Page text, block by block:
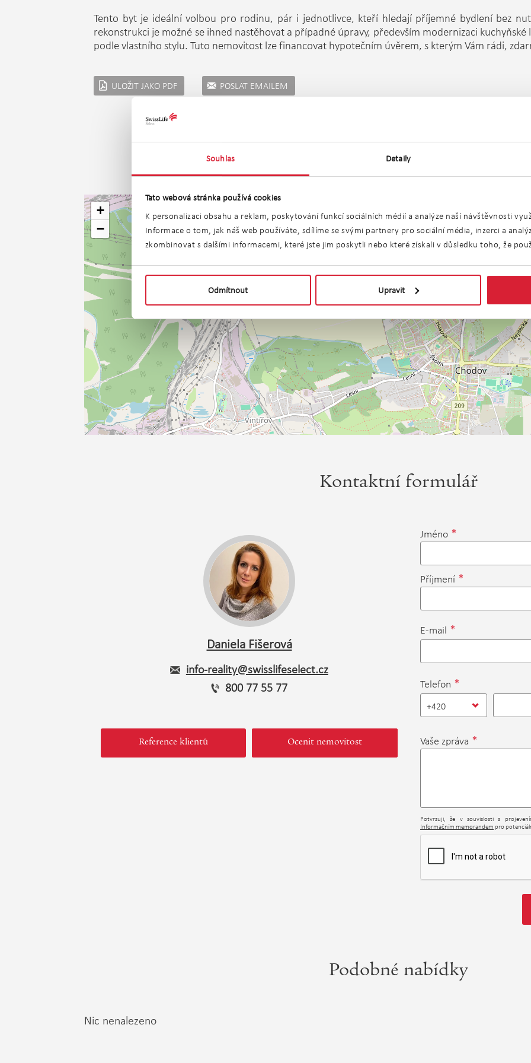
Souhlas Detaily
Tato webová stránka používá cookies
K personalizaci obsahu a reklam, poskytování funkcí sociálních médií a analýze naší návštěvnosti
Informace o tom, jak náš web používáte, sdílíme se svými partnery pro sociální média, inzerci a
zkombinovat s dalšími informacemi, které jste jim poskytli nebo které získali v důsledku toho, že
Odmítnout Upravit
Tento byt je ideální volbou pro rodinu, pár i jednotlivce, kteří hledají příjemné bydlení bez
rekonstrukci je možné se ihned nastěhovat a případné úpravy, především modernizaci
podle vlastního stylu. Tuto nemovitost lze financovat hypotečním úvěrem, s kterým Vám rádi,
ULOŽIT JAKO PDF POSLAT EMAILEM
+
−
Kontaktní formulář
Daniela Fišerová
info-reality@swisslifeselect.cz
800 77 55 77
Reference klientů Ocenit nemovitost
Jméno *
Příjmení *
E-mail *
Telefon *
+420
Vaše zpráva *
Potvrzuji, že v souvislosti s
Informačním memorandem pro
Podobné nabídky
Nic nenalezeno